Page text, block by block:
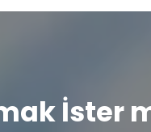
İster